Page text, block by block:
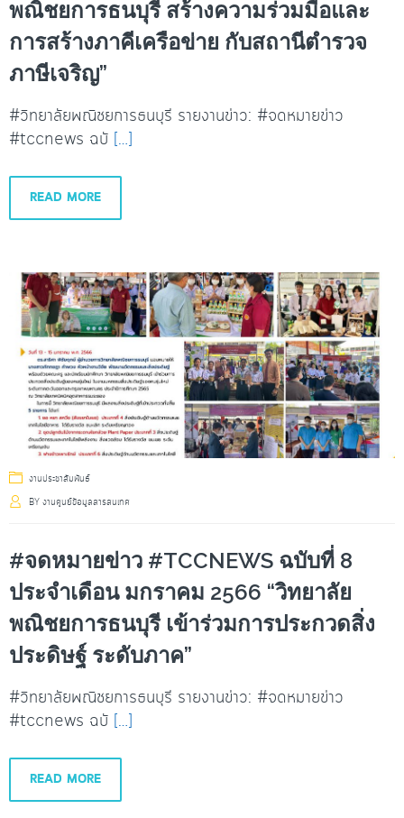
พณิชยการธนบุรี สร้างความร่วมมือและ
การสร้างภาคีเครือข่าย กับสถานีตำรวจ
ภาษีเจริญ”
#วิทยาลัยพณิชยการธนบุรี รายงานข่าว: #จดหมายข่าว
#tccnews ฉบั […]
READ MORE
งานประชาสัมพันธ์
BY งานศูนย์ข้อมูลสารสนเทศ
#จดหมายข่าว #TCCNEWS ฉบับที่ 8
ประจำเดือน มกราคม 2566 “วิทยาลัย
พณิชยการธนบุรี เข้าร่วมการประกวดสิ่ง
ประดิษฐ์ ระดับภาค”
#วิทยาลัยพณิชยการธนบุรี รายงานข่าว: #จดหมายข่าว
#tccnews ฉบั […]
READ MORE